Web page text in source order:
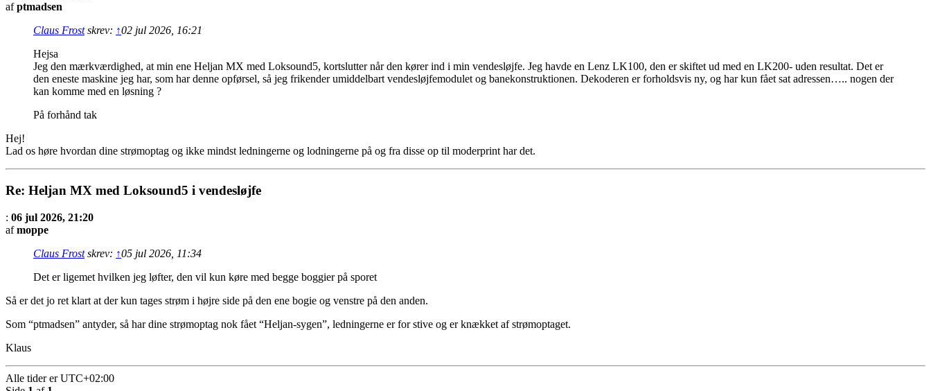
afptmadsen
Claus Frostskrev: ↑02 jul 2026, 16:21
Hejsa
Jeg den mærkværdighed, at min ene Heljan MX med Loksound5, kortslutter når den kører ind i min vendesløjfe. Jeg havde en Lenz LK100, den er skiftet ud med en LK200- uden resultat. Det er
den eneste maskine jeg har, som har denne opførsel, så jeg frikender umiddelbart vendesløjfemodulet og banekonstruktionen. Dekoderen er forholdsvis ny, og har kun fået sat adressen….. nogen der
kan komme med en løsning ?
På forhånd tak
Hej!
Lad os høre hvordan dine strømoptag og ikke mindst ledningerne og lodningerne på og fra disse op til moderprint har det.
Re: Heljan MX med Loksound5 i vendesløjfe
: 06 jul 2026, 21:20
afmoppe
Claus Frostskrev: ↑05 jul 2026, 11:34
Det er ligemet hvilken jeg løfter, den vil kun køre med begge boggier på sporet
Så er det jo ret klart at der kun tages strøm i højre side på den ene bogie og venstre på den anden.
Som “ptmadsen” antyder, så har dine strømoptag nok fået “Heljan-sygen”, ledningerne er for stive og er knækket af strømoptaget.
Klaus
Alle tider erUTC+02:00